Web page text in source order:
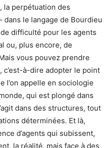
la perpétuation des
dans le langage de Bourdieu
difficulté pour les agents
ou, plus encore, de
vous pouvez prendre
à-dire adopter le point
l’on appelle en sociologie
qui est plongé dans
dans des structures, tout
déterminées. Et là,
d’agents qui subissent,
la réalité, mais face à des